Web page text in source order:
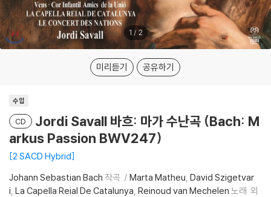
1 / 2
미리듣기 공유하기
수입
CD
Jordi Savall 바흐: 마가 수난곡 (Bach: M
arkus Passion BWV247)
2 SACD Hybrid
Johann Sebastian Bach 작곡 Marta Matheu David Szigetvar
i La Capella Reial De Catalunya Reinoud van Mechelen 노래 외